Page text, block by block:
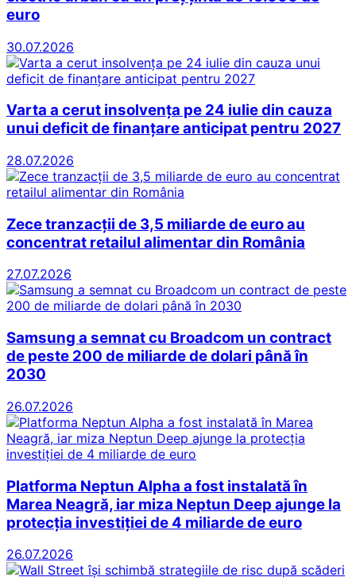
euro
30.07.2026
Varta a cerut insolvența pe 24 iulie din cauza
unui deficit de finanțare anticipat pentru 2027
28.07.2026
Zece tranzacții de 3,5 miliarde de euro au
concentrat retailul alimentar din România
27.07.2026
Samsung a semnat cu Broadcom un contract
de peste 200 de miliarde de dolari până în
2030
26.07.2026
Platforma Neptun Alpha a fost instalată în
Marea Neagră, iar miza Neptun Deep ajunge la
protecția investiției de 4 miliarde de euro
26.07.2026